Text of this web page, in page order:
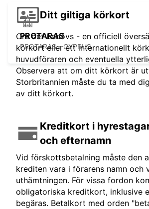
PROTARAS
PROTARAS - CYPRUS
Ditt giltiga körkort
Om det behövs - en officiell
körkort eller ett internationellt
huvudföraren och eventuella
Observera att om ditt körkort är
Storbritannien måste du ta med
av ditt körkort.
Kreditkort i
och efternamn
Vid förskottsbetalning måste den
krediten vara i förarens namn och
uthämtningen. För vissa fordon
obligatoriska kreditkort, inklusive
begäras. Betalkort med orden